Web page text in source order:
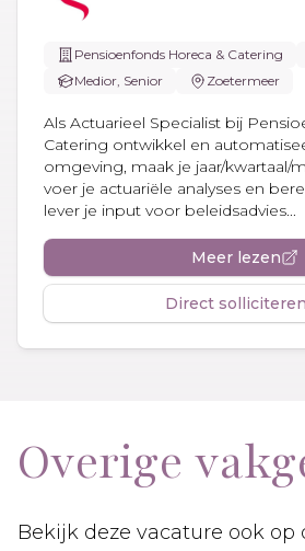
Pensioenfonds Horeca & Catering
Medior, Senior
Zoetermeer
Als Actuarieel Specialist bij
Catering ontwikkel en
omgeving, maak je jaar/kwartaal/
voer je actuariële analyses en
lever je input voor beleidsadvies...
Meer lezen
Direct solliciteren
Overige
Bekijk deze vacature ook op